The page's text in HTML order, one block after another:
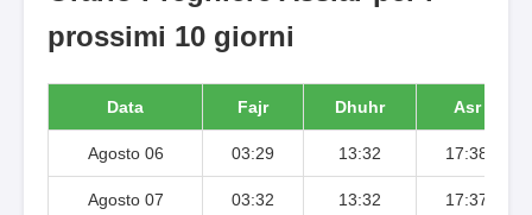
prossimi 10 giorni
Data Fajr Dhuhr Asr
Agosto 06 03:29 13:32 17:38
Agosto 07 03:32 13:32 17:37